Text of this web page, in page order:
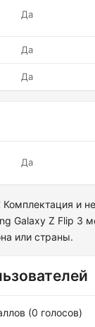
Да
Да
Да
Да
Комплектация и
Galaxy Z Flip 3
или страны.
(0 голосов)